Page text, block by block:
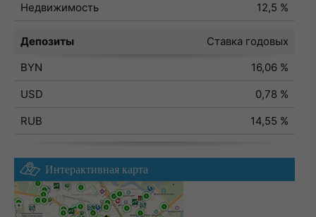
Недвижимость
12,5 %
Депозиты
Ставка годовых
BYN
16,06 %
USD
0,78 %
RUB
14,55 %
Интерактивная карта